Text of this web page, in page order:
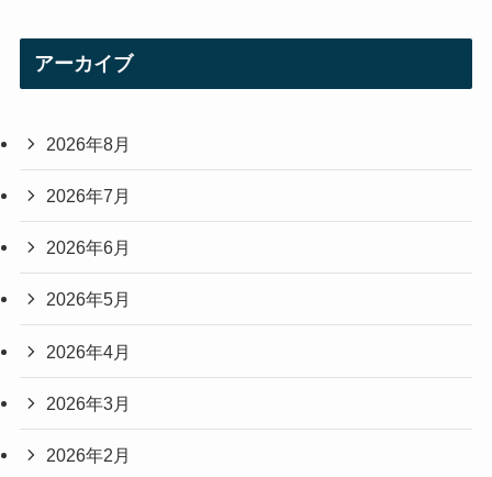
アーカイブ
2026年8月
2026年7月
2026年6月
2026年5月
2026年4月
2026年3月
2026年2月